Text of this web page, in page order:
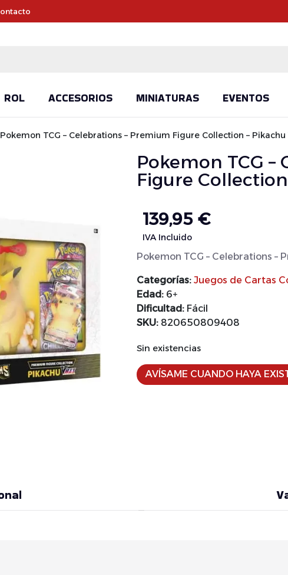
ROL ACCESORIOS MINIATURAS EVENTOS
Pokemon TCG – Celebrations – Premium Figure Collection – Pikachu
Pokemon TCG
Figure
139,95 €
IVA Incluido
Pokemon TCG – Celebrations –
Categorías: Juegos de Cartas
Edad: 6+
Dificultad: Fácil
SKU: 820650809408
Sin existencias
AVÍSAME CUANDO HAYA